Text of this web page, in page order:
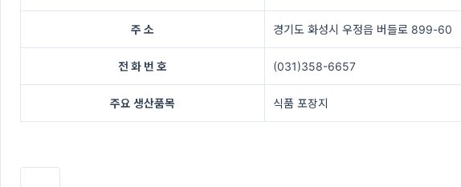
주 소 경기도 화성시 우정읍 버들로 899-60
전 화 번 호 (031)358-6657
주요 생산품목 식품 포장지